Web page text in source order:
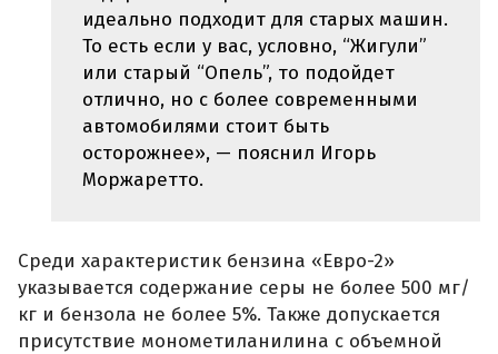
идеально подходит для старых машин.
То есть если у вас, условно, “Жигули”
или старый “Опель”, то подойдет
отлично, но с более современными
автомобилями стоит быть
осторожнее», — пояснил Игорь
Моржаретто.
Среди характеристик бензина «Евро-2»
указывается содержание серы не более 500 мг/
кг и бензола не более 5%. Также допускается
присутствие монометиланилина с объемной